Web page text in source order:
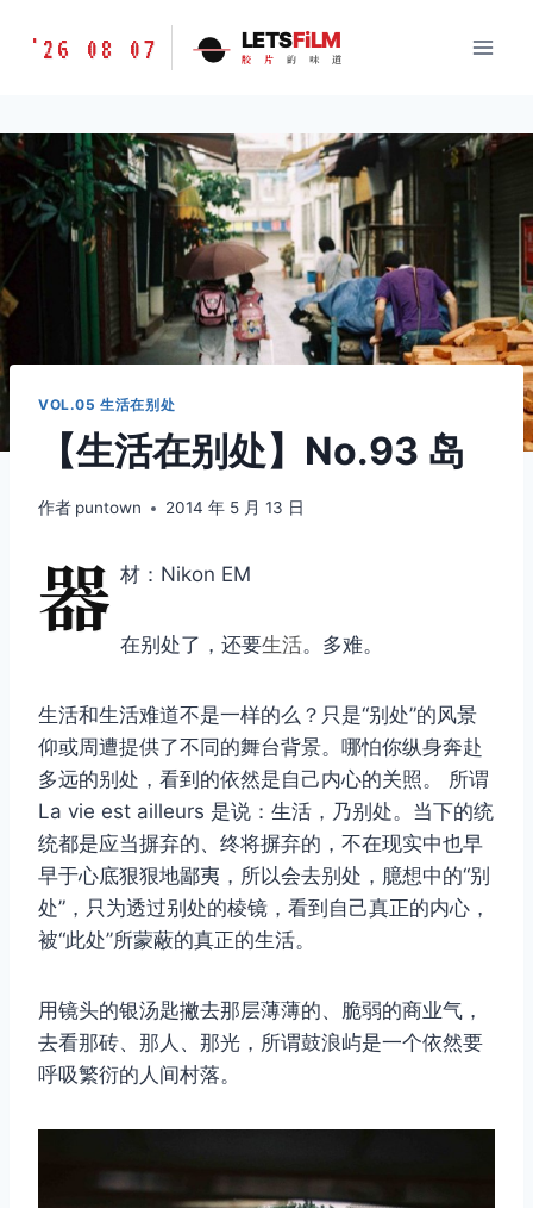
胶
味
道
LETSFILM
'26 08 07 LETSFiLM
胶 片 的 味 道
VOL.05 生活在别处
【生活在别处】No.93 岛
作者 puntown 2014 年 5 月 13 日
器 材：Nikon EM
在别处了，还要生活。多难。
生活和生活难道不是一样的么？只是“别处”的风景
仰或周遭提供了不同的舞台背景。哪怕你纵身奔赴
多远的别处，看到的依然是自己内心的关照。 所谓
La vie est ailleurs 是说：生活，乃别处。当下的统
统都是应当摒弃的、终将摒弃的，不在现实中也早
早于心底狠狠地鄙夷，所以会去别处，臆想中的“别
处”，只为透过别处的棱镜，看到自己真正的内心，
被“此处”所蒙蔽的真正的生活。
用镜头的银汤匙撇去那层薄薄的、脆弱的商业气，
去看那砖、那人、那光，所谓鼓浪屿是一个依然要
呼吸繁衍的人间村落。